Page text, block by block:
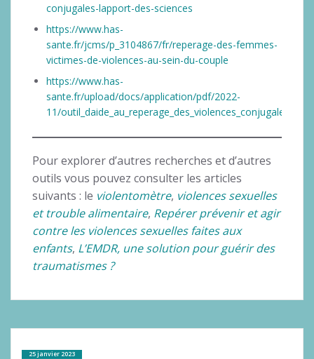
conjugales-lapport-des-sciences
https://www.has-
sante.fr/jcms/p_3104867/fr/reperage-des-femmes-
victimes-de-violences-au-sein-du-couple
https://www.has-
sante.fr/upload/docs/application/pdf/2022-
11/outil_daide_au_reperage_des_violences_conjugales.pdf
Pour explorer d’autres recherches et d’autres
outils vous pouvez consulter les articles
suivants : le violentomètre, violences sexuelles
et trouble alimentaire, Repérer prévenir et agir
contre les violences sexuelles faites aux
enfants, L’EMDR, une solution pour guérir des
traumatismes ?
25 janvier 2023